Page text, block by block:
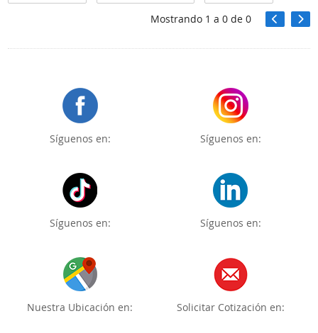
Mostrando 1 a 0de 0
Síguenos en: Síguenos en:
Síguenos en: Síguenos en:
Nuestra Ubicación en: Solicitar Cotización en: